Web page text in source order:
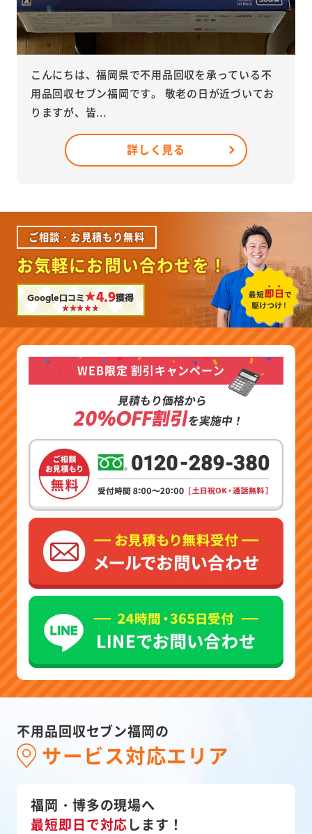
こんにちは、福岡県で不用品回収を承っている不
用品回収セブン福岡です。 敬老の日が近づいてお
りますが、皆...
詳しく見る
ご相談・お見積もり無料
お気軽にお問い合わせを！
Google口コミ★4.9獲得
WEB限定 割引キャンペーン
見積もり価格から
20%OFF割引を実施中！
不用品回収セブン福岡の
サービス対応エリア
福岡・博多の現場へ
最短即日で対応します！